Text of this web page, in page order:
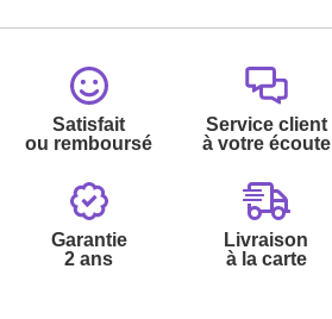
Satisfait
ou remboursé
Service client
à votre écoute
Garantie
2 ans
Livraison
à la carte